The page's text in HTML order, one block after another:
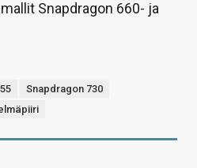
Snapdragon 660- ja
Snapdragon 730